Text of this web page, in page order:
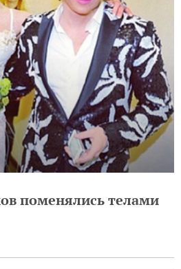
поменялись телами